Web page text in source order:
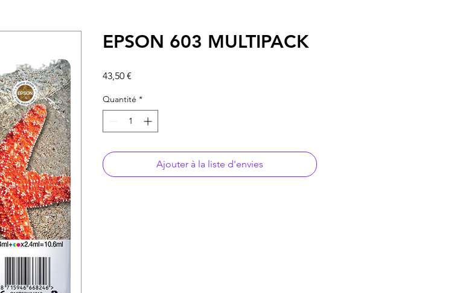
EPSON 603 MULTIPACK
43,50 €
Quantité *
Ajouter à la liste d'envies